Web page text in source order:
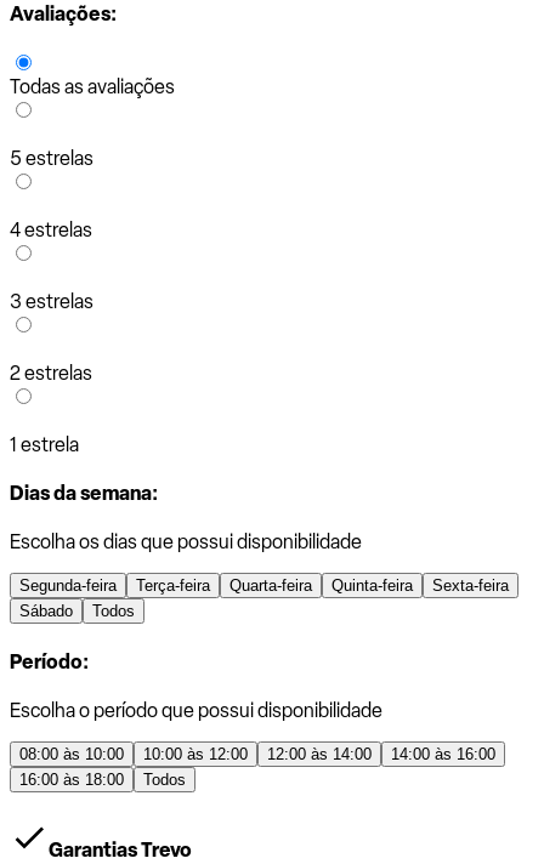
Avaliações:
Todas as avaliações
5 estrelas
4 estrelas
3 estrelas
2 estrelas
1 estrela
Dias da semana:
Escolha os dias que possui disponibilidade
Segunda-feira Terça-feira Quarta-feira Quinta-feira
Sexta-feira
Sábado
Todos
Período:
Escolha o período que possui disponibilidade
08:00 às 10:00 10:00 às 12:00 12:00 às 14:00
14:00 às 16:00
16:00 às 18:00
Todos
Garantias Trevo